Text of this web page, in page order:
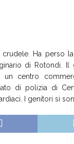
crudele. Ha perso
di Rotondi.
un centro
di polizia di
I genitori si